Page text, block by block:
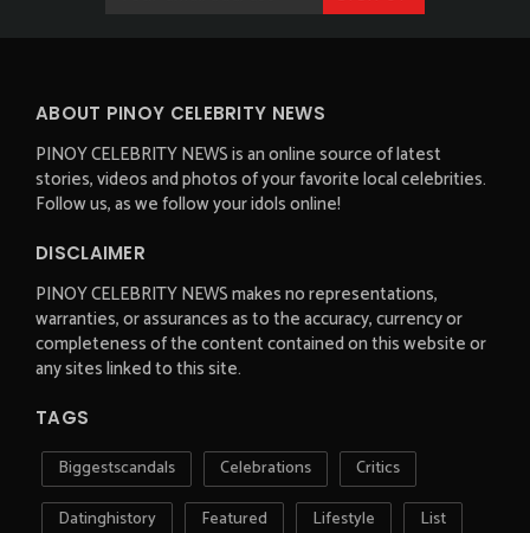
ABOUT PINOY CELEBRITY NEWS
PINOY CELEBRITY NEWS is an online source of latest
stories, videos and photos of your favorite local celebrities.
Follow us, as we follow your idols online!
DISCLAIMER
PINOY CELEBRITY NEWS makes no representations,
warranties, or assurances as to the accuracy, currency or
completeness of the content contained on this website or
any sites linked to this site.
TAGS
Biggestscandals Celebrations
Critics
Datinghistory
Featured Lifestyle List